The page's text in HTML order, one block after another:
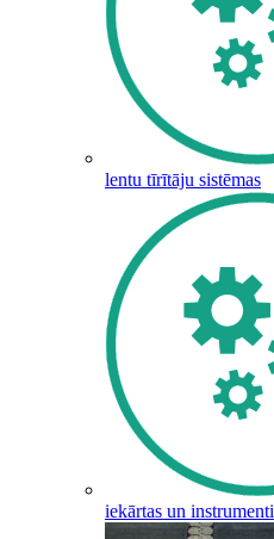
lentu tīrītāju sistēmas
iekārtas un instrumenti